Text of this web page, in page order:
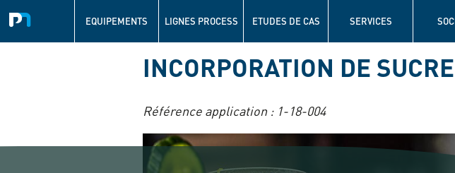
principale
EQUIPEMENTS LIGNES PROCESS ETUDES DE CAS SERVICES
INCORPORATION DE
Référence application : 1-18-004